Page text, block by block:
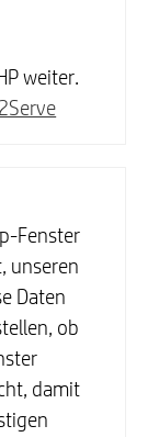
weiter.
Fenster
unseren
Daten
ob
damit